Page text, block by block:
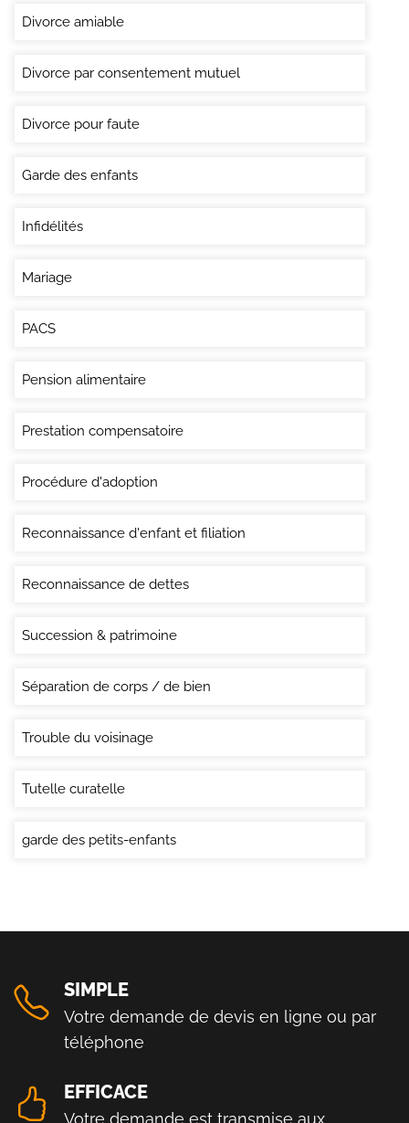
Divorce amiable
Divorce par consentement mutuel
Divorce pour faute
Garde des enfants
Infidélités
Mariage
PACS
Pension alimentaire
Prestation compensatoire
Procédure d'adoption
Reconnaissance d'enfant et filiation
Reconnaissance de dettes
Succession & patrimoine
Séparation de corps / de bien
Trouble du voisinage
Tutelle curatelle
garde des petits-enfants
SIMPLE
Votre demande de devis en ligne ou par
téléphone
EFFICACE
Votre demande est transmise aux